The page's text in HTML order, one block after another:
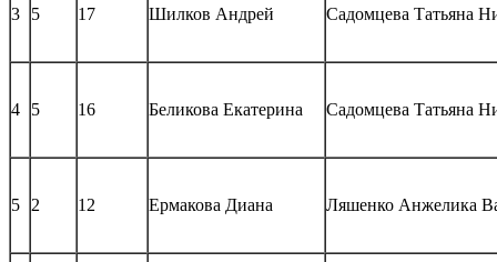
3 5 17 Шилков Андрей Садомцева Татьяна
4 5 16 Беликова Екатерина Садомцева Татьяна
5 2 12 Ермакова Диана Ляшенко Анжелика